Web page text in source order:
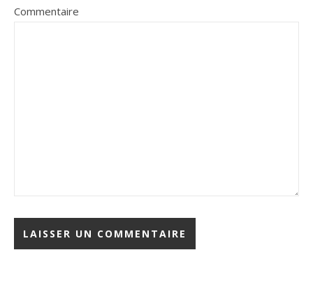
Commentaire